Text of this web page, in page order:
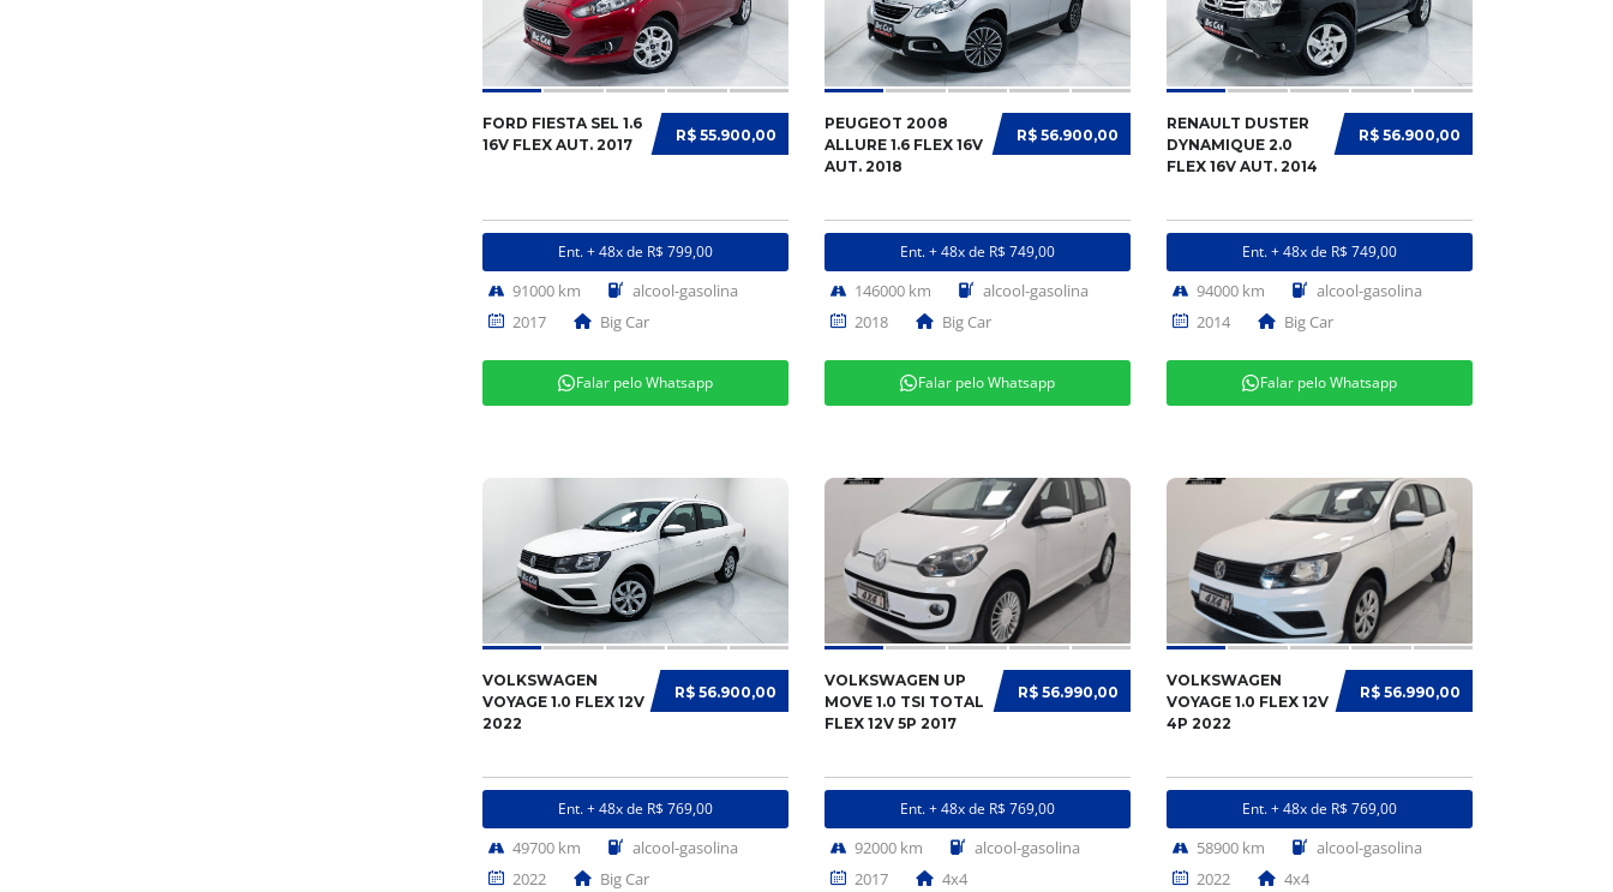
R$ 55.900,00
FORD FIESTA SEL 1.6
16V FLEX AUT. 2017
Ent. + 48x de R$ 799,00
91000 km
alcool-gasolina
2017
Big Car
Falar pelo Whatsapp
R$ 56.900,00
PEUGEOT 2008
ALLURE 1.6 FLEX 16V
AUT. 2018
Ent. + 48x de R$ 749,00
146000 km
alcool-gasolina
2018
Big Car
Falar pelo Whatsapp
R$ 56.900,00
RENAULT DUSTER
DYNAMIQUE 2.0
FLEX 16V AUT. 2014
Ent. + 48x de R$ 749,00
94000 km
alcool-gasolina
2014
Big Car
Falar pelo Whatsapp
R$ 56.900,00
VOLKSWAGEN
VOYAGE 1.0 FLEX 12V
2022
Ent. + 48x de R$ 769,00
49700 km
alcool-gasolina
2022
Big Car
R$ 56.990,00
VOLKSWAGEN UP
MOVE 1.0 TSI TOTAL
FLEX 12V 5P 2017
Ent. + 48x de R$ 769,00
92000 km
alcool-gasolina
2017
4x4
R$ 56.990,00
VOLKSWAGEN
VOYAGE 1.0 FLEX 12V
4P 2022
Ent. + 48x de R$ 769,00
58900 km
alcool-gasolina
2022
4x4